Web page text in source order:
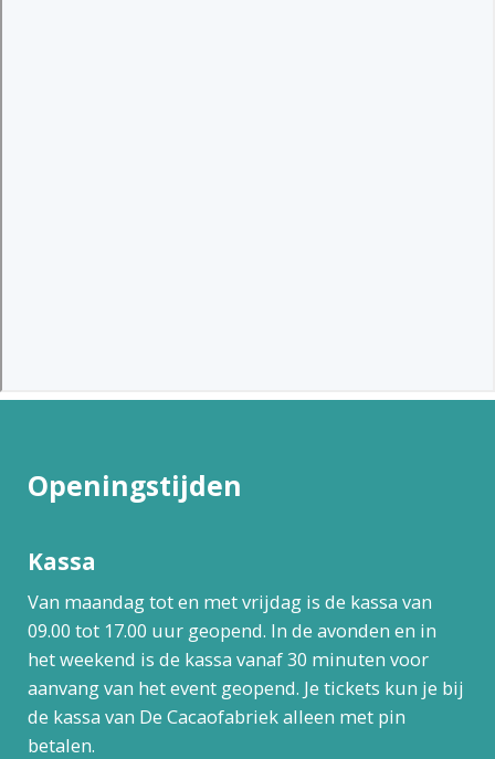
Openingstijden
Kassa
Van maandag tot en met vrijdag is de kassa van
09.00 tot 17.00 uur geopend. In de avonden en in
het weekend is de kassa vanaf 30 minuten voor
aanvang van het event geopend. Je tickets kun je bij
de kassa van De Cacaofabriek alleen met pin
betalen.